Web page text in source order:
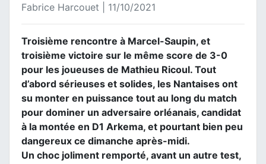
Fabrice Harcouet | 11/10/2021
Troisième rencontre à Marcel-Saupin, et
troisième victoire sur le même score de 3-0
pour les joueuses de Mathieu Ricoul. Tout
d’abord sérieuses et solides, les Nantaises ont
su monter en puissance tout au long du match
pour dominer un adversaire orléanais, candidat
à la montée en D1 Arkema, et pourtant bien peu
dangereux ce dimanche après-midi.
Un choc joliment remporté, avant un autre test,